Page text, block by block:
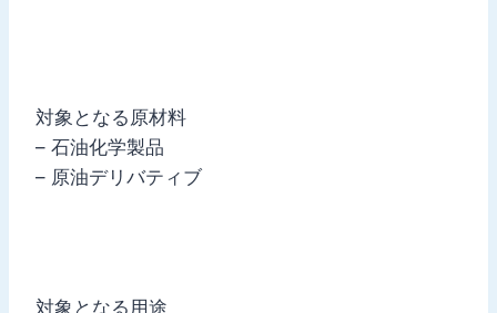
対象となる原材料
– 石油化学製品
– 原油デリバティブ
対象となる用途